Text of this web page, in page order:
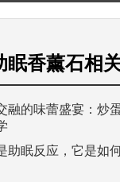
眠香薰石相
融的味蕾盛宴：炒
助眠反应，它是如